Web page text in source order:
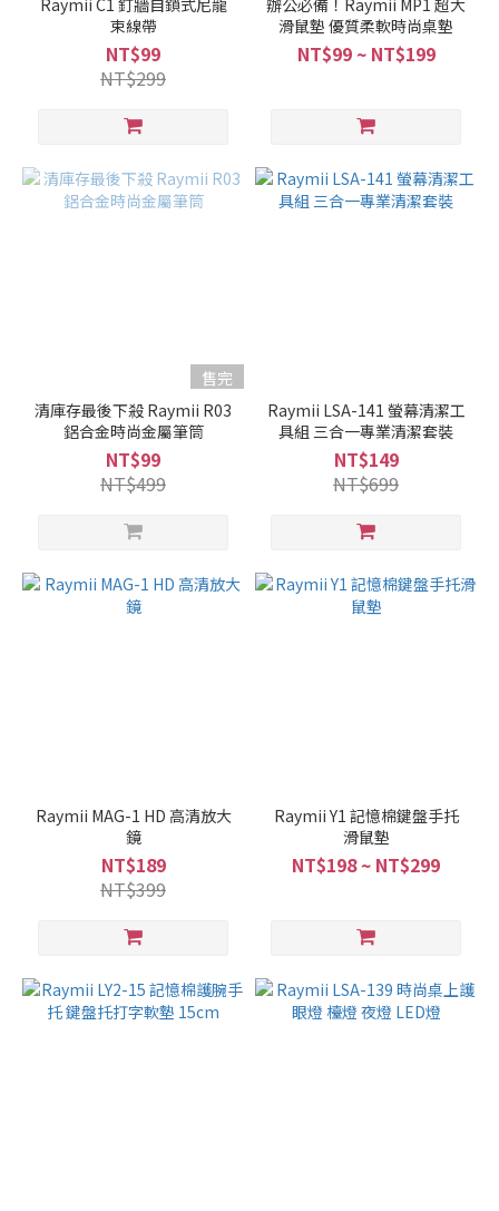
Raymii C1 釘牆自鎖式尼龍
束線帶
NT$99
NT$299
辦公必備！Raymii MP1 超大
滑鼠墊 優質柔軟時尚桌墊
NT$99 ~ NT$199
售完
清庫存最後下殺 Raymii R03
鋁合金時尚金屬筆筒
NT$99
NT$499
Raymii LSA-141 螢幕清潔工
具組 三合一專業清潔套裝
NT$149
NT$699
Raymii MAG-1 HD 高清放大
鏡
NT$189
NT$399
Raymii Y1 記憶棉鍵盤手托
滑鼠墊
NT$198 ~ NT$299